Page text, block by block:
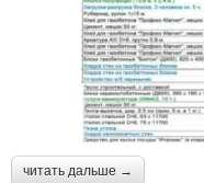
читать дальше →